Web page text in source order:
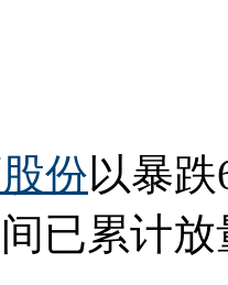
份以暴
已累计放